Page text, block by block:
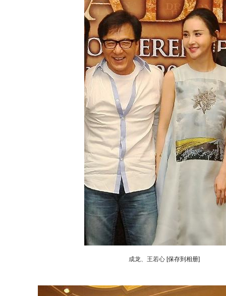
成龙、王若心 [保存到相册]